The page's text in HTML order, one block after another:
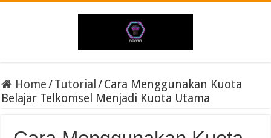
Home/Tutorial /Cara Menggunakan Kuota
Belajar Telkomsel Menjadi Kuota Utama